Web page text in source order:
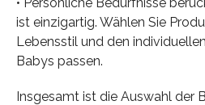
ist einzigartig. Wählen Sie
Lebensstil und den
Babys passen.
Insgesamt ist die Auswahl der